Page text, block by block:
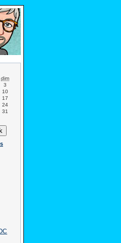
dim
3
10
17
24
31